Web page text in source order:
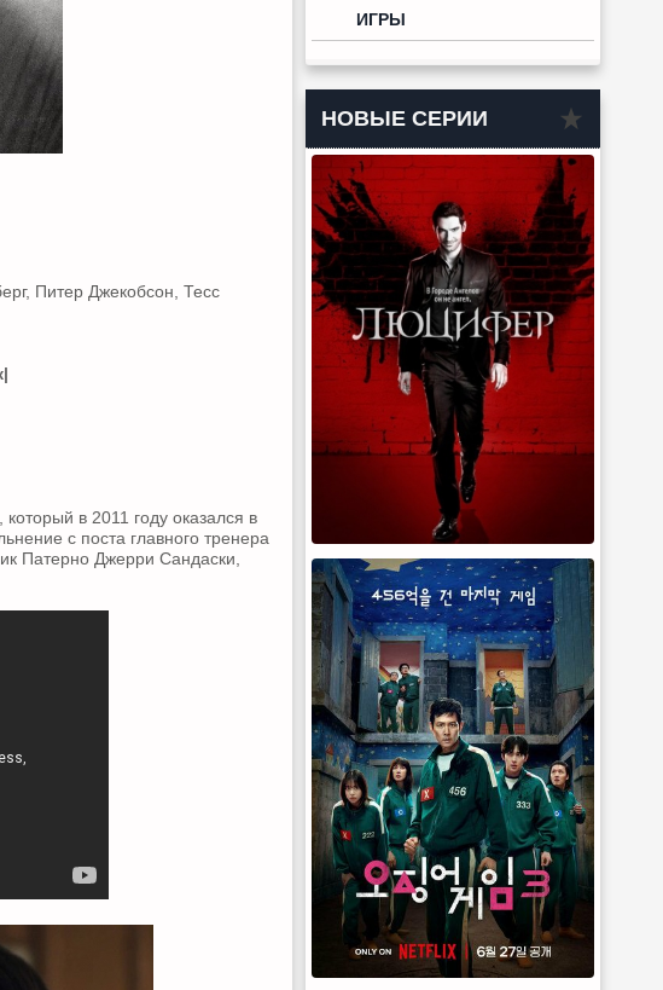
Питер Джекобсон, Тесс
в 2011 году оказался в
с поста главного тренера
Патерно Джерри Сандаски,
ИГРЫ
НОВЫЕ СЕРИИ